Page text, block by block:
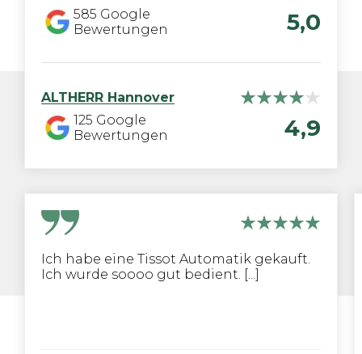
585 Google
Bewertungen
5,0
ALTHERR Hannover
125 Google
Bewertungen
4,9
Ich habe eine Tissot Automatik gekauft.
Ich wurde soooo gut bedient. [...]